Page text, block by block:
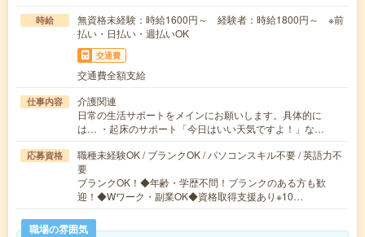
時給
無資格未経験：時給1600円～ 経験者：時給1800円～ ※前
払い・日払い・週払いOK
交通費
交通費全額支給
仕事内容
介護関連
日常の生活サポートをメインにお願いします。具体的に
は… ・起床のサポート「今日はいい天気ですよ！」な…
応募資格
職種未経験OK / ブランクOK / パソコンスキル不要 / 英語力不
要
ブランクOK！◆年齢・学歴不問！ブランクのある方も歓
迎！◆Wワーク・副業OK◆資格取得支援あり※10…
職場の雰囲気